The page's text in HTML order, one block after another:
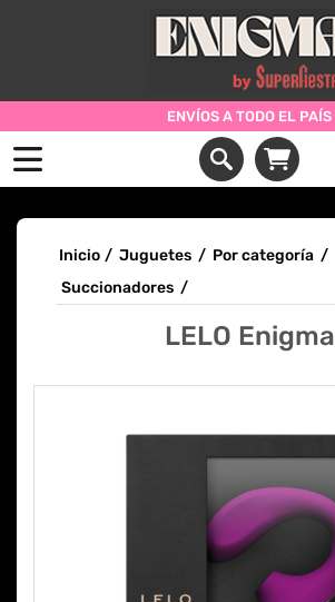
ENVÍOS A TODO EL PAÍS
Inicio / Juguetes / Por categoría /
Succionadores /
LELO Enigma